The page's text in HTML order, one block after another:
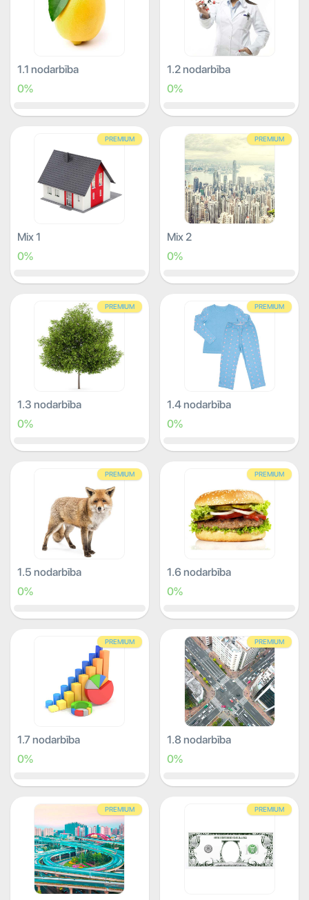
1.1 nodarbība
0%
1.2 nodarbība
0%
PREMIUM
Mix 1
0%
PREMIUM
Mix 2
0%
PREMIUM
1.3 nodarbība
0%
PREMIUM
1.4 nodarbība
0%
PREMIUM
1.5 nodarbība
0%
PREMIUM
1.6 nodarbība
0%
PREMIUM
1.7 nodarbība
0%
PREMIUM
1.8 nodarbība
0%
PREMIUM PREMIUM